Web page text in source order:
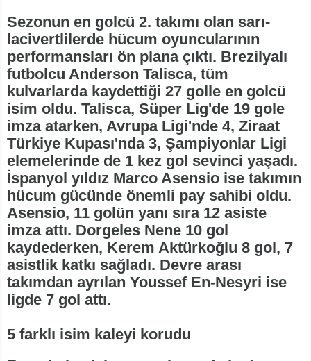
Sezonun en golcü 2. takımı olan sarı-
lacivertlilerde hücum oyuncularının
performansları ön plana çıktı. Brezilyalı
futbolcu Anderson Talisca, tüm
kulvarlarda kaydettiği 27 golle en golcü
isim oldu. Talisca, Süper Lig'de 19 gole
imza atarken, Avrupa Ligi'nde 4, Ziraat
Türkiye Kupası'nda 3, Şampiyonlar Ligi
elemelerinde de 1 kez gol sevinci yaşadı.
İspanyol yıldız Marco Asensio ise takımın
hücum gücünde önemli pay sahibi oldu.
Asensio, 11 golün yanı sıra 12 asiste
imza attı. Dorgeles Nene 10 gol
kaydederken, Kerem Aktürkoğlu 8 gol, 7
asistlik katkı sağladı. Devre arası
takımdan ayrılan Youssef En-Nesyri ise
ligde 7 gol attı.
5 farklı isim kaleyi korudu